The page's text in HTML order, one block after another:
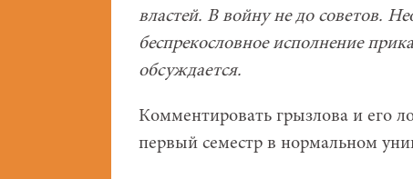
властей. В войну не до советов.
беспрекословное исполнение
обсуждается.
Комментировать грызлова и его
первый семестр в нормальном